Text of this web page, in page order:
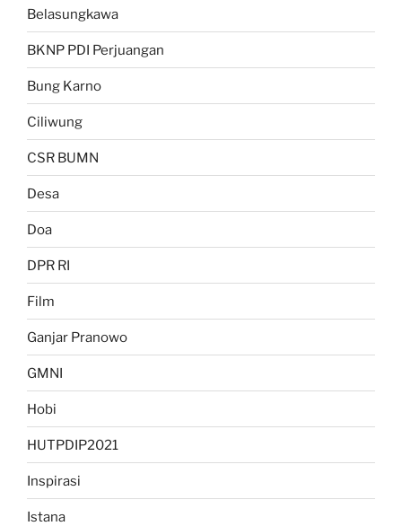
Belasungkawa
BKNP PDI Perjuangan
Bung Karno
Ciliwung
CSR BUMN
Desa
Doa
DPR RI
Film
Ganjar Pranowo
GMNI
Hobi
HUTPDIP2021
Inspirasi
Istana